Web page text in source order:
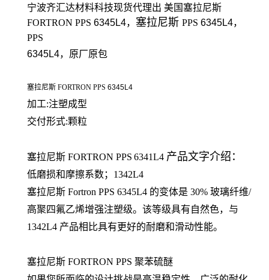
宁波齐汇达材料科技现货代理出 美国 塞拉尼斯
FORTRON PPS 6345L4， 塞拉尼斯 PPS 6345L4，
PPS
6345L4，原厂原包
塞拉尼斯 FORTRON PPS 6345L4
加工:注塑成型
交付形式:颗粒
塞拉尼斯 FORTRON PPS 6341L4 产品文字介绍：
低磨损和摩擦系数；1342L4
塞拉尼斯 Fortron PPS 6345L4 的变体是 30% 玻璃纤维/
高聚四氟乙烯增强注塑级。该等级具有自然色，与
1342L4 产品相比具有更好的耐磨和滑动性能。
塞拉尼斯 FORTRON PPS 聚苯硫醚